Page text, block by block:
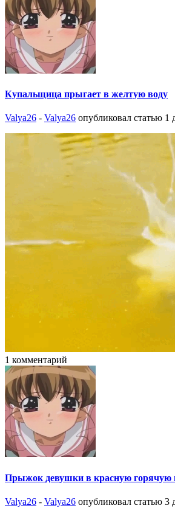
Купальщица прыгает в желтую воду
Valya26 - Valya26 опубликовал статью 1
1 комментарий
Прыжок девушки в красную горячую
Valya26 - Valya26 опубликовал статью 3